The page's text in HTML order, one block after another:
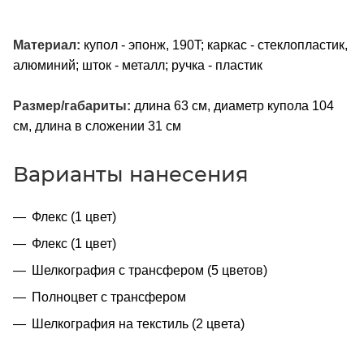
Материал: купол - эпонж, 190T; каркас - стеклопластик,
алюминий; шток - металл; ручка - пластик
Размер/габариты: длина 63 см, диаметр купола 104
см, длина в сложении 31 см
Варианты нанесения
Флекс (1 цвет)
Флекс (1 цвет)
Шелкография с трансфером (5 цветов)
Полноцвет с трансфером
Шелкография на текстиль (2 цвета)